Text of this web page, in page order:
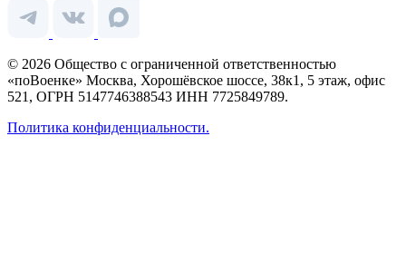
© 2026 Общество с ограниченной ответственностью
«поВоенке» Москва, Хорошёвское шоссе, 38к1, 5 этаж, офис
521, ОГРН 5147746388543 ИНН 7725849789.
Политика конфиденциальности.